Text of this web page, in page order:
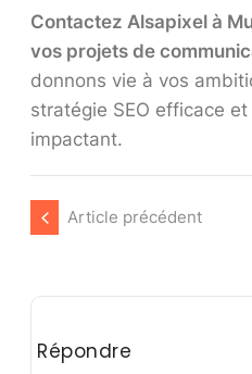
Contactez Alsapixel à
vos projets de
donnons vie à vos
stratégie SEO efficace
impactant.
Article précédent
Répondre